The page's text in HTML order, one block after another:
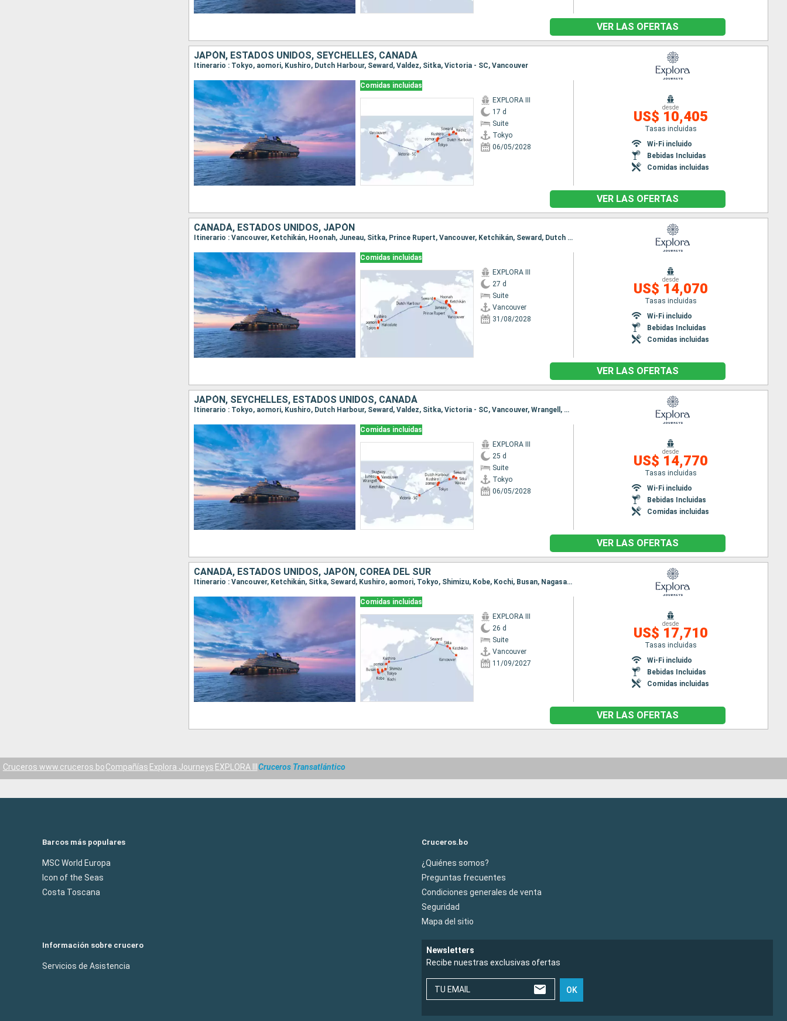
VER LAS OFERTAS
JAPÓN, ESTADOS UNIDOS, SEYCHELLES, CANADÁ
Itinerario : Tokyo, aomori, Kushiro, Dutch Harbour, Seward, Valdez, Sitka, Victoria - SC, Vancouver
Comidas incluidas
EXPLORA III
17 d
Suite
Tokyo
06/05/2028
desde
US$ 10,405
Tasas incluidas
Wi-Fi incluido
Bebidas Incluidas
Comidas incluidas
VER LAS OFERTAS
CANADÁ, ESTADOS UNIDOS, JAPÓN
Itinerario : Vancouver, Ketchikán, Hoonah, Juneau, Sitka, Prince Rupert, Vancouver, Ketchikán, Seward, Dutch Harbour, Kushiro, aomori, Hakodate, Tokyo
Comidas incluidas
EXPLORA III
27 d
Suite
Vancouver
31/08/2028
desde
US$ 14,070
Tasas incluidas
Wi-Fi incluido
Bebidas Incluidas
Comidas incluidas
VER LAS OFERTAS
JAPÓN, SEYCHELLES, ESTADOS UNIDOS, CANADÁ
Itinerario : Tokyo, aomori, Kushiro, Dutch Harbour, Seward, Valdez, Sitka, Victoria - SC, Vancouver, Wrangell, Juneau, Skagway, Ketchikán, Vancouver
Comidas incluidas
EXPLORA III
25 d
Suite
Tokyo
06/05/2028
desde
US$ 14,770
Tasas incluidas
Wi-Fi incluido
Bebidas Incluidas
Comidas incluidas
VER LAS OFERTAS
CANADÁ, ESTADOS UNIDOS, JAPÓN, COREA DEL SUR
Itinerario : Vancouver, Ketchikán, Sitka, Seward, Kushiro, aomori, Tokyo, Shimizu, Kobe, Kochi, Busan, Nagasaki, Kagoshima, Tokyo
Comidas incluidas
EXPLORA III
26 d
Suite
Vancouver
11/09/2027
desde
US$ 17,710
Tasas incluidas
Wi-Fi incluido
Bebidas Incluidas
Comidas incluidas
VER LAS OFERTAS
Cruceros www.cruceros.boCompañías Explora Journeys EXPLORA III Cruceros Transatlántico
Barcos más populares
MSC World Europa
Icon of the Seas
Costa Toscana
Cruceros.bo
¿Quiénes somos?
Preguntas frecuentes
Condiciones generales de venta
Seguridad
Mapa del sitio
Información sobre crucero
Servicios de Asistencia
Newsletters
Recibe nuestras exclusivas ofertas
TU EMAIL OK